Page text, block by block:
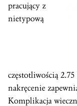
pracujący z
nietypową
częstotliwością
nakręcenie
Komplikacja